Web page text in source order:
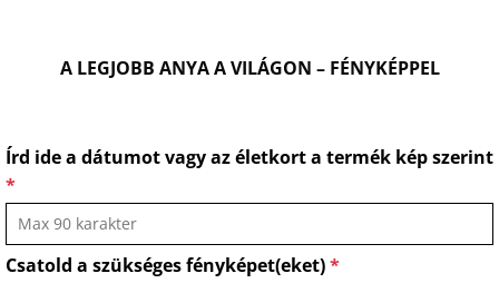
A LEGJOBB ANYA A VILÁGON – FÉNYKÉPPEL
Írd ide a dátumot vagy az életkort a termék kép szerint
*
Csatold a szükséges fényképet(eket)*